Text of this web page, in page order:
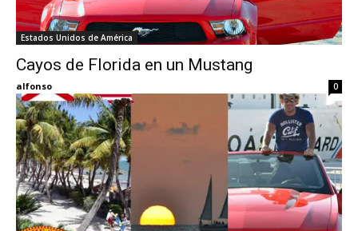
My
Estados Unidos de América
Cayos de Florida en un Mustang
alfonso 0